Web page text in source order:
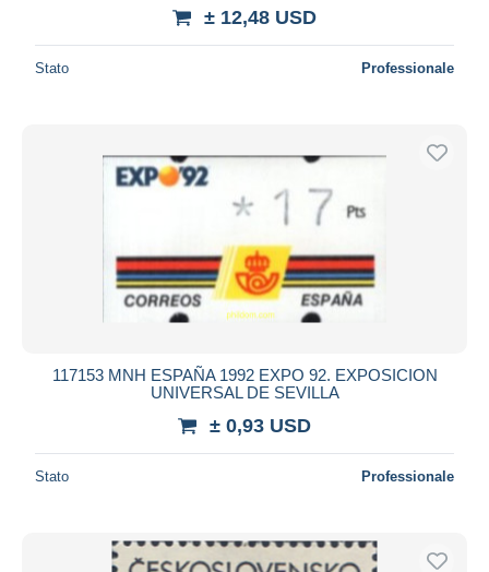
± 12,48 USD
Stato Professionale
117153 MNH ESPAÑA 1992 EXPO 92. EXPOSICION
UNIVERSAL DE SEVILLA
± 0,93 USD
Stato Professionale